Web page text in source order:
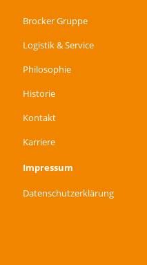
Brocker Gruppe
Logistik & Service
Philosophie
Historie
Kontakt
Karriere
Impressum
Datenschutzerklärung